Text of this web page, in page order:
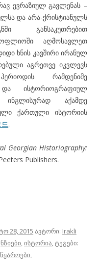
ევრაზიულ გავლენას –
და არა-ქრისტიანულს
განსაკუთრებით
აღმოსავლეთ
ხნის კავშირი ირანულ
აგრეთვე იკვლევს
რამდენიმე
ისტორიოგრაფიულ
აქამდე
ქართული ისტორიის
.
Georgian Historiography:
Publishers.
28, 2015 ავტორი: Irakli
,ისტორია, ტეგები:
,